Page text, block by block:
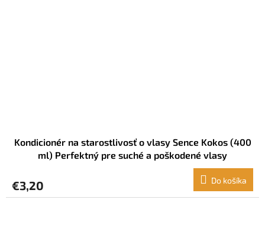
Kondicionér na starostlivosť o vlasy Sence Kokos (400
ml) Perfektný pre suché a poškodené vlasy
€3,20 Do košíka